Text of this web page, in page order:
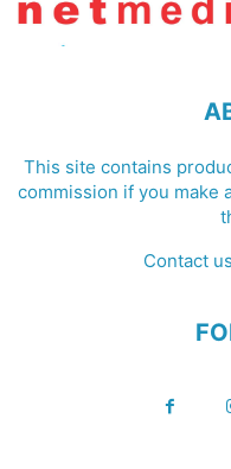
This site contains
commission if you make
Contact